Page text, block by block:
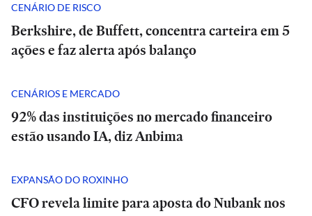
CENÁRIO DE RISCO
Berkshire, de Buffett, concentra carteira em 5
ações e faz alerta após balanço
CENÁRIOS E MERCADO
92% das instituições no mercado financeiro
estão usando IA, diz Anbima
EXPANSÃO DO ROXINHO
CFO revela limite para aposta do Nubank nos